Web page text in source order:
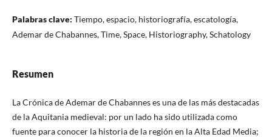
Palabras clave: Tiempo, espacio, historiografía, escatología,
Ademar de Chabannes, Time, Space, Historiography, Schatology
Resumen
La Crónica de Ademar de Chabannes es una de las más destacadas
de la Aquitania medieval: por un lado ha sido utilizada como
fuente para conocer la historia de la región en la Alta Edad Media;